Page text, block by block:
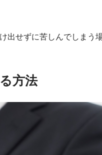
せずに苦しんでしまう
方法